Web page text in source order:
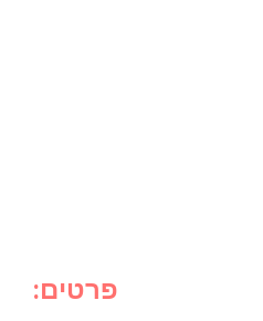
פרטים: